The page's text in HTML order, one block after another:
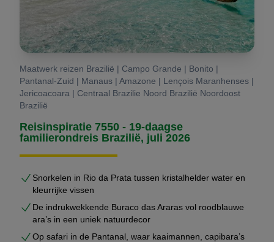
Maatwerk reizen Brazilië | Campo Grande | Bonito |
Pantanal-Zuid | Manaus | Amazone | Lençois Maranhenses |
Jericoacoara | Centraal Brazilie Noord Brazilië Noordoost
Brazilië
Reisinspiratie 7550 - 19-daagse
familierondreis Brazilië, juli 2026
Snorkelen in Rio da Prata tussen kristalhelder water en
kleurrijke vissen
De indrukwekkende Buraco das Araras vol roodblauwe
ara’s in een uniek natuurdecor
Op safari in de Pantanal, waar kaaimannen, capibara’s